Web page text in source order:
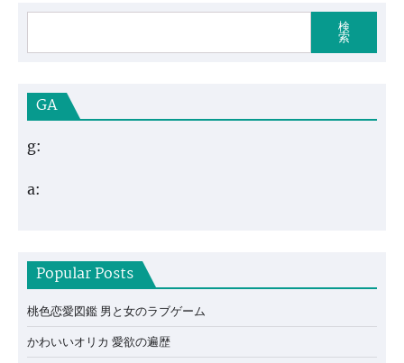
検
索
GA
g:
a:
Popular Posts
桃色恋愛図鑑 男と女のラブゲーム
かわいいオリカ 愛欲の遍歴